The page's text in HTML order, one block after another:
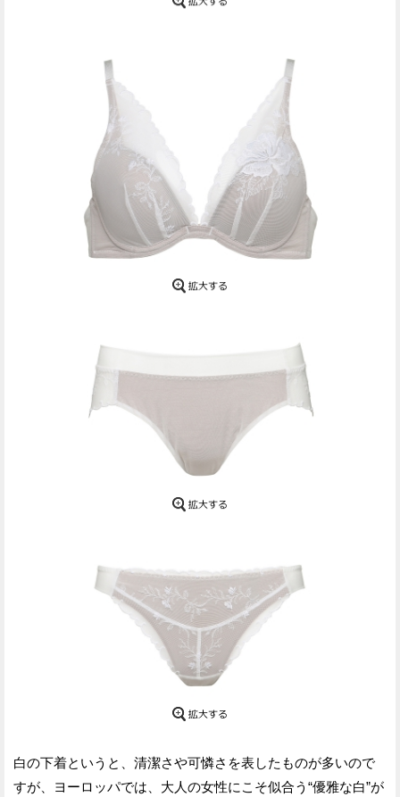
白の下着というと、清潔さや可憐さを表したものが多いので
すが、ヨーロッパでは、大人の女性にこそ似合う“優雅な白”が